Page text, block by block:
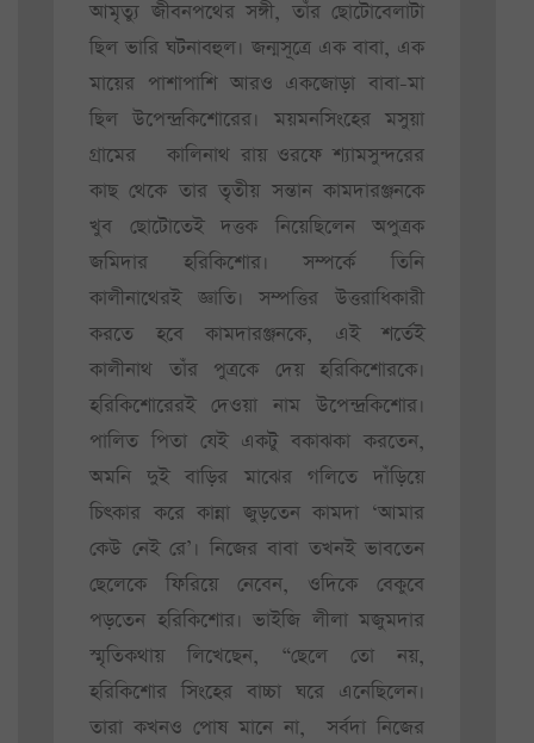
আমৃত্যু জীবনপথের সঙ্গী, তাঁর ছোটোবেলাটা
ছিল ভারি ঘটনাবহুল। জন্মসূত্রে এক বাবা, এক
মায়ের পাশাপাশি আরও একজোড়া বাবা-মা
ছিল উপেন্দ্রকিশোরের। ময়মনসিংহের মসুয়া
গ্রামের কালিনাথ রায় ওরফে শ্যামসুন্দরের
কাছ থেকে তার তৃতীয় সন্তান কামদারঞ্জনকে
খুব ছোটোতেই দত্তক নিয়েছিলেন অপুত্রক
জমিদার হরিকিশোর। সম্পর্কে তিনি
কালীনাথেরই জ্ঞাতি। সম্পত্তির উত্তরাধিকারী
করতে হবে কামদারঞ্জনকে, এই শর্তেই
কালীনাথ তাঁর পুত্রকে দেয় হরিকিশোরকে।
হরিকিশোরেরই দেওয়া নাম উপেন্দ্রকিশোর।
পালিত পিতা যেই একটু বকাঝকা করতেন,
অমনি দুই বাড়ির মাঝের গলিতে দাঁড়িয়ে
চিৎকার করে কান্না জুড়তেন কামদা ‘আমার
কেউ নেই রে’। নিজের বাবা তখনই ভাবতেন
ছেলেকে ফিরিয়ে নেবেন, ওদিকে বেকুবে
পড়তেন হরিকিশোর। ভাইজি লীলা মজুমদার
স্মৃতিকথায় লিখেছেন, “ছেলে তো নয়,
হরিকিশোর সিংহের বাচ্চা ঘরে এনেছিলেন।
তারা কখনও পোষ মানে না, সর্বদা নিজের